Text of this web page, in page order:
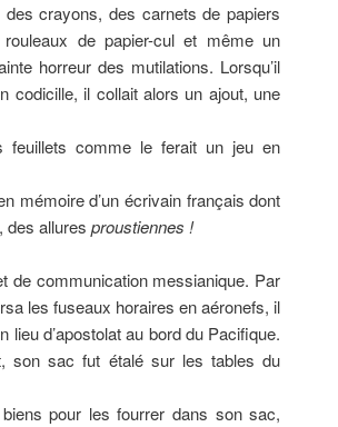
crayons, des carnets de papiers
de papier-cul et même un
horreur des mutilations. Lorsqu’il
codicille, il collait alors un ajout, une
feuillets comme le ferait un jeu en
mémoire d’un écrivain français dont
des allures proustiennes !
de communication messianique. Par
les fuseaux horaires en aéronefs, il
d’apostolat au bord du Pacifique.
son sac fut étalé sur les tables du
pour les fourrer dans son sac,